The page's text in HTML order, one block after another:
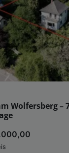
Wolfersberg –